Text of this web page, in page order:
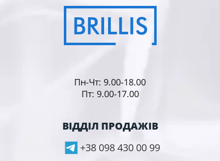
Пн-Чт: 9.00-18.00
Пт: 9.00-17.00
ВІДДІЛ ПРОДАЖІВ
+38 098 430 00 99